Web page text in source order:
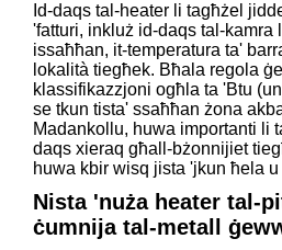
Id-daqs tal-heater li tagħżel
'fatturi, inkluż id-daqs tal-kamra
issaħħan, it-temperatura ta'
lokalità tiegħek. Bħala regola
klassifikazzjoni ogħla ta 'Btu
se tkun tista' ssaħħan żona
Madankollu, huwa importanti li
daqs xieraq għall-bżonnijiet
huwa kbir wisq jista 'jkun ħela
Nista 'nuża heater tal-
ċumnija tal-metall